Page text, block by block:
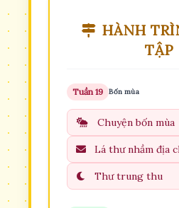
HÀNH
TẬP
Tuần 19 Bốn mùa
Chuyện bốn mùa
Lá thư nhầm địa
Thư trung thu